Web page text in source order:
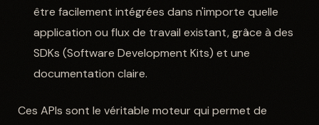
être facilement intégrées dans n'importe quelle
application ou flux de travail existant, grâce à des
SDKs (Software Development Kits) et une
documentation claire.
Ces APIs sont le véritable moteur qui permet de